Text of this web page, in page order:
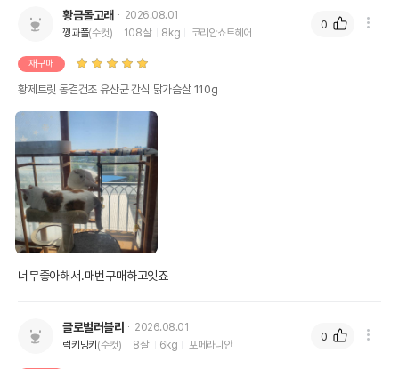
황금돌고래
2026.08.01
깽과폴(수컷) 108살 8kg 코리안쇼트헤어
재구매
황제트릿 동결건조 유산균 간식 닭가슴살 110g
너무좋아해서.매번구매하고잇죠
0
글로벌러블리
2026.08.01
럭키밍키 (수컷) 8살 6kg 포메라니안
0